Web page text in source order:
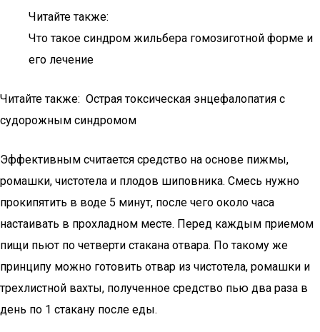
Читайте также:
Что такое синдром жильбера гомозиготной форме и
его лечение
Читайте также: Острая токсическая энцефалопатия с
судорожным синдромом
Эффективным считается средство на основе пижмы,
ромашки, чистотела и плодов шиповника. Смесь нужно
прокипятить в воде 5 минут, после чего около часа
настаивать в прохладном месте. Перед каждым приемом
пищи пьют по четверти стакана отвара. По такому же
принципу можно готовить отвар из чистотела, ромашки и
трехлистной вахты, полученное средство пью два раза в
день по 1 стакану после еды.